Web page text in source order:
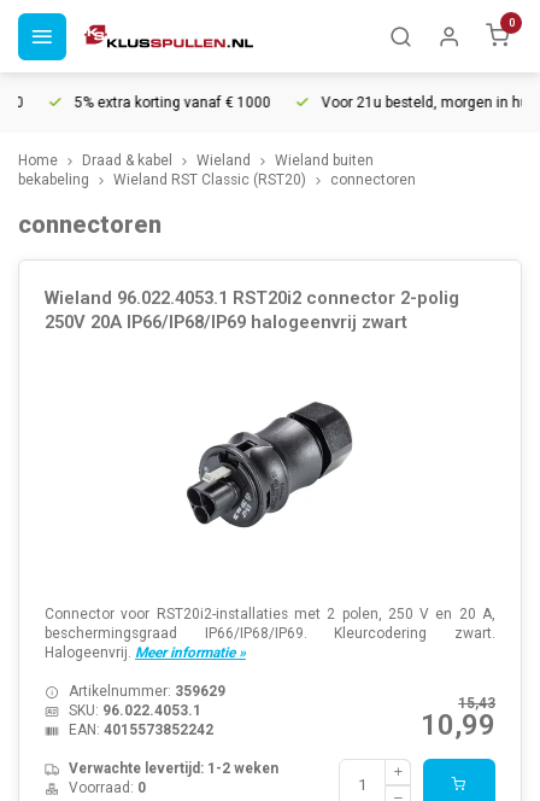
0
5% extra korting vanaf € 1000 Voor 21u besteld, morgen in huis*
Home Draad & kabel Wieland
Wieland buiten
bekabeling
Wieland RST Classic (RST20) connectoren
connectoren
Wieland 96.022.4053.1 RST20i2 connector 2-polig
250V 20A IP66/IP68/IP69 halogeenvrij zwart
Connector voor RST20i2-installaties met 2 polen, 250 V en 20 A,
beschermingsgraad IP66/IP68/IP69. Kleurcodering zwart.
Halogeenvrij. Meer informatie »
15,43
10,99
Artikelnummer: 359629
SKU: 96.022.4053.1
EAN: 4015573852242
Verwachte levertijd: 1-2 weken
Voorraad: 0